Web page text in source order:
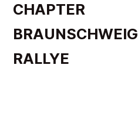
CHAPTER
BRAUNSCHWEIG
RALLYE